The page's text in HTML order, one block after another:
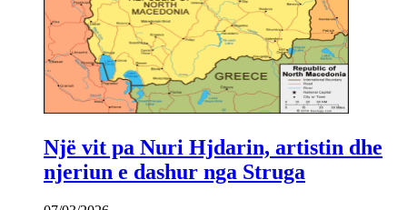
Një vit pa Nuri Hjdarin, artistin dhe
njeriun e dashur nga Struga